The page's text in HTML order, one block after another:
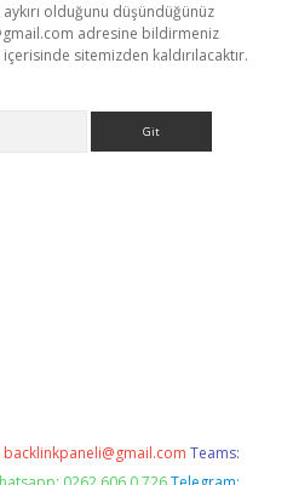
olduğunu düşündüğünüz
adresine bildirmeniz
sitemizden kaldırılacaktır.
backlinkpaneli@gmail.com Teams: